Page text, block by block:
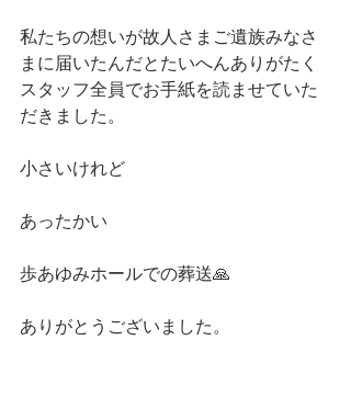
私たちの想いが故人さまご遺族みなさ
まに届いたんだとたいへんありがたく
スタッフ全員でお手紙を読ませていた
だきました。
小さいけれど
あったかい
歩あゆみホールでの葬送🙏
ありがとうございました。